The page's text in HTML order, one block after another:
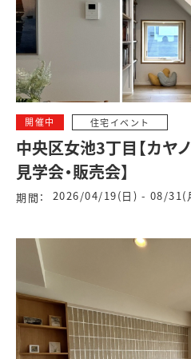
開催中 住宅イベント
中央区女池3丁目【カ
見学会・販売会】
期間： 2026/04/19(日) - 08/31(